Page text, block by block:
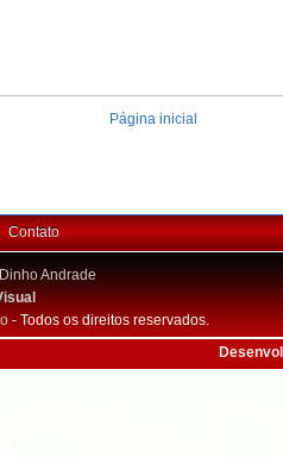
Página inicial
Contato
Dinho Andrade
- Todos os direitos reservados.